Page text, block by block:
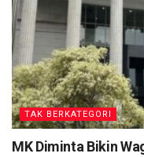
TAK BERKATEGORI
MK Diminta Bikin